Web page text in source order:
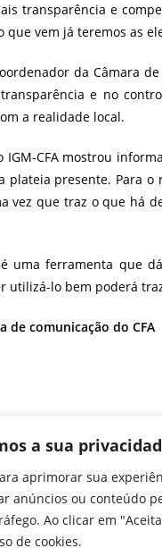
a sua
aprimorar sua
anúncios ou conteúdo
Ao clicar em
de cookies.
transparência e
que vem já teremos as
da Câmara
e no
a realidade local.
IGM-CFA mostrou
plateia presente. Para
vez que traz o que há
é uma ferramenta que
utilizá-lo bem poderá
de comunicação do CFA
Li
n
k
e
W
h
at
s
M
e
ss
e
Pr
in
tF
ri
ANDRADE, IGM-CFA, II